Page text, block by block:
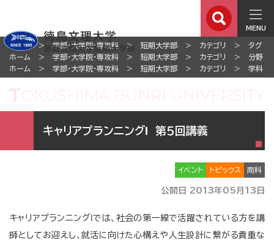
MENU
ホーム 学部・大学院・専攻科 短期大学部 カテゴリ
タグ
ホーム
学部・大学院・専攻科 短期大学部 カテゴリ
分野
ホーム
学部・大学院・専攻科 短期大学部 カテゴリ 学科
キャリアプランニングⅠ 第５回講義
イベント トピックス 商科
公開日 2013年05月13日
キャリアプランニングⅠでは、社会の第一線で活躍されている方を講
師としてお迎えし、就活に向けた心構えや人生設計に繋がる貴重な